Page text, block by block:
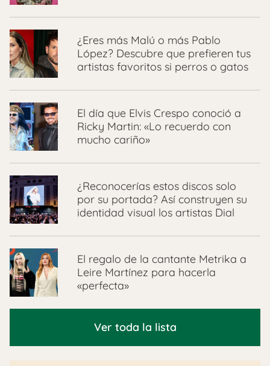
¿Eres más Malú o más Pablo
López? Descubre que prefieren tus
artistas favoritos si perros o gatos
El día que Elvis Crespo conoció a
Ricky Martin: «Lo recuerdo con
mucho cariño»
¿Reconocerías estos discos solo
por su portada? Así construyen su
identidad visual los artistas Dial
El regalo de la cantante Metrika a
Leire Martínez para hacerla
«perfecta»
Ver toda la lista